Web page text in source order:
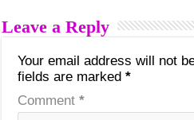
Leave a Reply
Your email address will not
fields are marked*
Comment*